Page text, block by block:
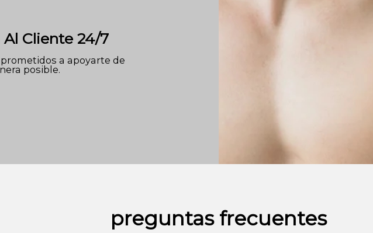
Cliente 24/7
a apoyarte de
posible.
preguntas frecuentes